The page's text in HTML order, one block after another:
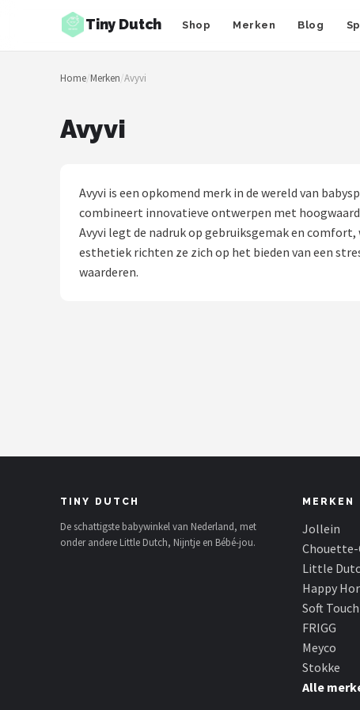
Tiny Dutch Shop Merken Blog
Zoeken
NAVIGATIE
Speelgoed
Knuffel Cadeaus
Little Dutch
Home/Merken/Avyvi
Avyvi
Avyvi is een opkomend merk in de wereld van
combineert innovatieve ontwerpen met
Avyvi legt de nadruk op gebruiksgemak en
esthetiek richten ze zich op het bieden van een
waarderen.
TINY DUTCH
De schattigste babywinkel van Nederland, met
onder andere Little Dutch, Nijntje en Bébé-jou.
MERKEN
Jollein
Little
Happy
Soft Touch
FRIGG
Meyco
Stokke
Alle